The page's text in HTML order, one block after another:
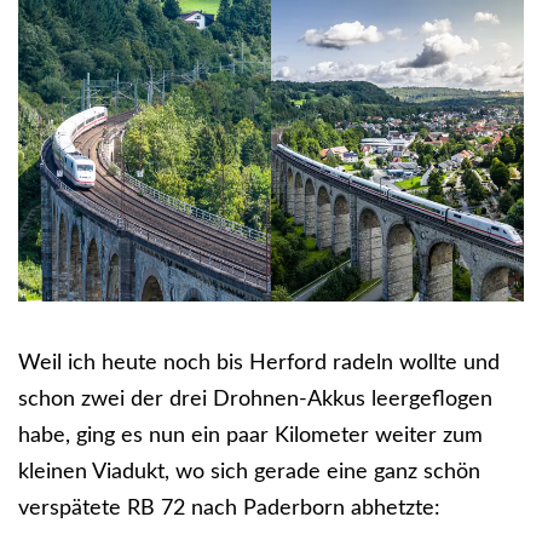
Weil ich heute noch bis Herford radeln wollte und
schon zwei der drei Drohnen-Akkus leergeflogen
habe, ging es nun ein paar Kilometer weiter zum
kleinen Viadukt, wo sich gerade eine ganz schön
verspätete RB 72 nach Paderborn abhetzte: